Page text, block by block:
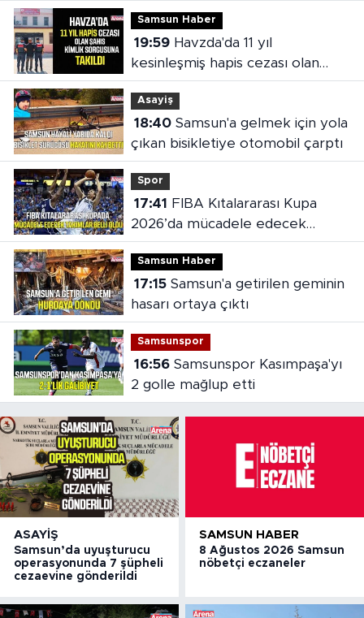
Samsun Haber
19:59Havzda'da 11 yıl
kesinleşmiş hapis cezası olan
şahıs yakalandı
Asayiş
18:40Samsun'a gelmek için yola
çıkan bisikletiye otomobil çarptı
Spor
17:41
2026’da mücadele edecek
takımlar belli oldu
Samsun Haber
17:15Samsun'a getirilen geminin
hasarı ortaya çıktı
Samsunspor
16:56Samsunspor Kasımpaşa'yı
2 golle mağlup etti
ASAYIŞ
Samsun’da uyuşturucu
operasyonunda 7 şüpheli
cezaevine gönderildi
SAMSUN HABER
8 Ağustos 2026 Samsun
nöbetçi eczaneler